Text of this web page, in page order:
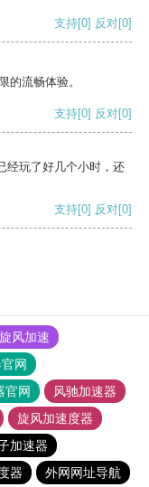
支持[0] 反对[0]
的流畅体验。
支持[0] 反对[0]
经玩了好几个小时，还
支持[0] 反对[0]
旋风加速
网
官网
风驰加速器
旋风加速度器
加速器
器
外网网址导航